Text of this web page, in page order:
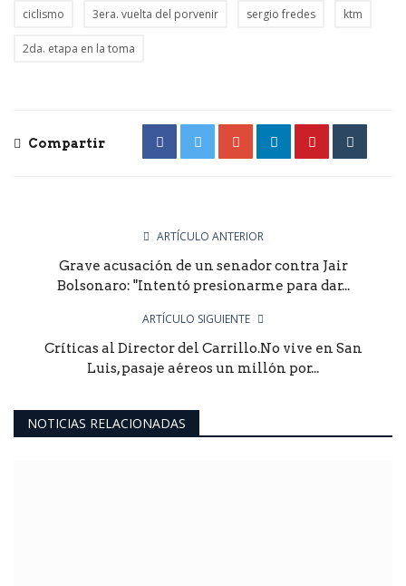
ciclismo 3era. vuelta del porvenir sergio fredes ktm
2da. etapa en la toma
Compartir
ARTÍCULO ANTERIOR
Grave acusación de un senador contra Jair
Bolsonaro: "Intentó presionarme para dar...
ARTÍCULO SIGUIENTE
Críticas al Director del Carrillo.No vive en San
Luis, pasaje aéreos un millón por...
NOTICIAS RELACIONADAS